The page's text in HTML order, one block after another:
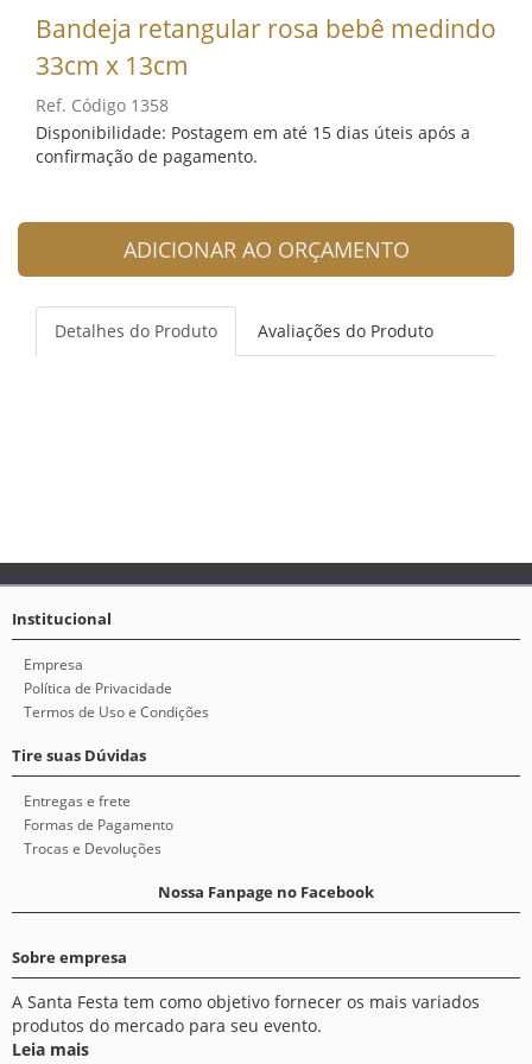
Bandeja retangular rosa bebê medindo
33cm x 13cm
Ref. Código 1358
Disponibilidade: Postagem em até 15 dias úteis após a
confirmação de pagamento.
ADICIONAR AO ORÇAMENTO
Detalhes do Produto Avaliações do Produto
Institucional
Empresa
Política de Privacidade
Termos de Uso e Condições
Tire suas Dúvidas
Entregas e frete
Formas de Pagamento
Trocas e Devoluções
Nossa Fanpage no Facebook
Sobre empresa
A Santa Festa tem como objetivo fornecer os mais variados
produtos do mercado para seu evento.
Leia mais